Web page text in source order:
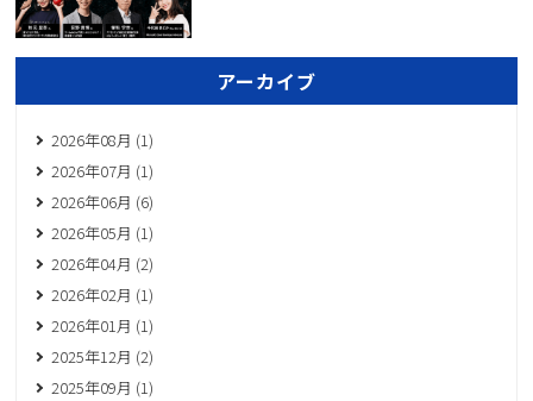
アーカイブ
2026年08月 (1)
2026年07月 (1)
2026年06月 (6)
2026年05月 (1)
2026年04月 (2)
2026年02月 (1)
2026年01月 (1)
2025年12月 (2)
2025年09月 (1)